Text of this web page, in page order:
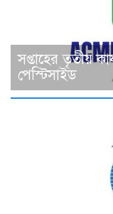
সপ্তাহের তৃতীয়
পেস্টিসাইড